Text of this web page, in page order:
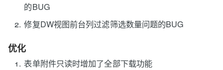
的BUG
修复DW视图前台列过滤筛选数量问题的BUG
优化
表单附件只读时增加了全部下载功能